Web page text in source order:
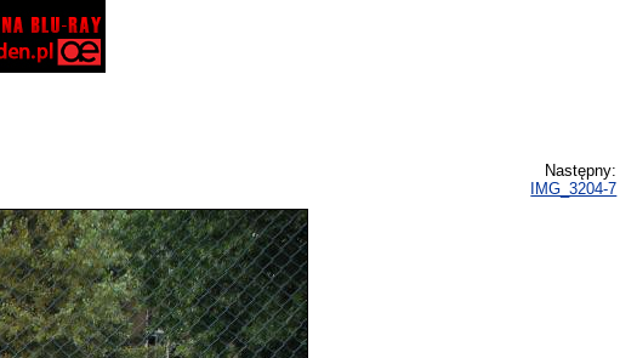
Następny:
IMG_3204-7